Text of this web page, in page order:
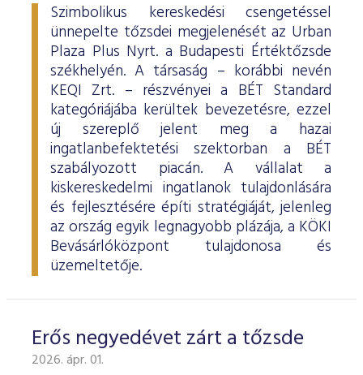
Szimbolikus kereskedési csengetéssel
ünnepelte tőzsdei megjelenését az Urban
Plaza Plus Nyrt. a Budapesti Értéktőzsde
székhelyén. A társaság – korábbi nevén
KEQI Zrt. – részvényei a BÉT Standard
kategóriájába kerültek bevezetésre, ezzel
új szereplő jelent meg a hazai
ingatlanbefektetési szektorban a BÉT
szabályozott piacán. A vállalat a
kiskereskedelmi ingatlanok tulajdonlására
és fejlesztésére építi stratégiáját, jelenleg
az ország egyik legnagyobb plázája, a KÖKI
Bevásárlóközpont tulajdonosa és
üzemeltetője.
Erős negyedévet zárt a tőzsde
2026. ápr. 01.